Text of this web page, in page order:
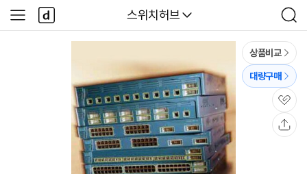
다나와
스위치허브
검
색
사
이
다
나
와
상품비교
대량구매
관
심